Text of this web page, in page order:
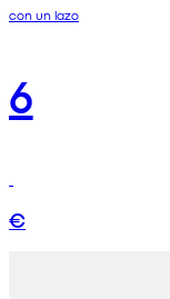
con un lazo
6
€